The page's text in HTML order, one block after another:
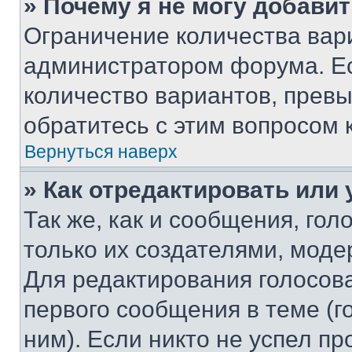
» Почему я не могу
Ограничение количества
администратором форума.
количество вариантов,
обратитесь с этим вопросом
Вернуться наверх
» Как отредактировать
Так же, как и сообщения,
только их создателями,
Для редактирования
первого сообщения в теме
ним). Если никто не успел